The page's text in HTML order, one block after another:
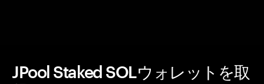
JPool Staked SOLウォレットを取